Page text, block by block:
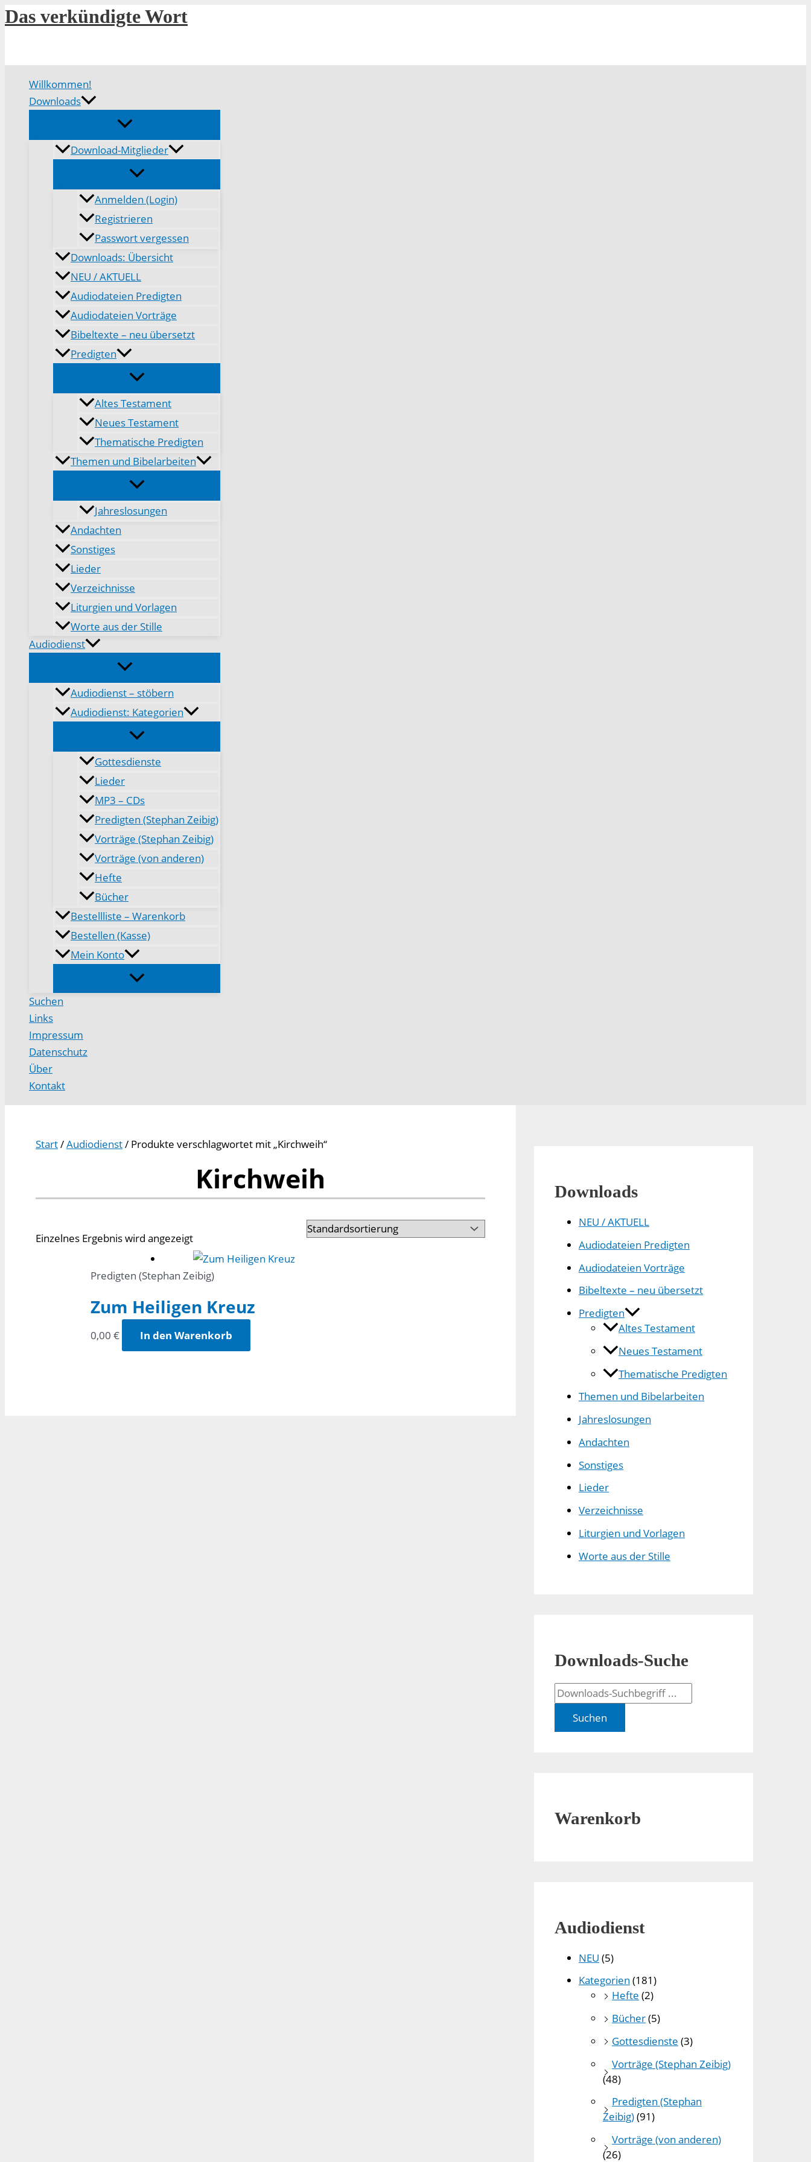
Zum
Inhalt
Das verkündigte Wort
Willkommen!
Downloads
Download-Mitglieder
Anmelden (Login)
Registrieren
Passwort vergessen
Downloads: Übersicht
NEU / AKTUELL
Audiodateien Predigten
Audiodateien Vorträge
Bibeltexte – neu übersetzt
Predigten
Altes Testament
Neues Testament
Thematische Predigten
Themen und Bibelarbeiten
Jahreslosungen
Andachten
Sonstiges
Lieder
Verzeichnisse
Liturgien und Vorlagen
Worte aus der Stille
Audiodienst
Audiodienst – stöbern
Audiodienst: Kategorien
Gottesdienste
Lieder
MP3 – CDs
Predigten (Stephan Zeibig)
Vorträge (Stephan Zeibig)
Vorträge (von anderen)
Hefte
Bücher
Bestellliste – Warenkorb
Bestellen (Kasse)
Mein Konto
Suchen
Links
Impressum
Datenschutz
Über
Kontakt
Start/Audiodienst/ Produkte verschlagwortet mit „Kirchweih“
Kirchweih
Einzelnes Ergebnis wird angezeigt
Predigten (Stephan Zeibig)
Zum Heiligen Kreuz
0,00 € In den Warenkorb
Downloads
NEU / AKTUELL
Audiodateien Predigten
Audiodateien Vorträge
Bibeltexte – neu übersetzt
Predigten
Altes Testament
Neues Testament
Thematische Predigten
Themen und Bibelarbeiten
Jahreslosungen
Andachten
Sonstiges
Lieder
Verzeichnisse
Liturgien und Vorlagen
Worte aus der Stille
Downloads-Suche
Suchen
Warenkorb
Audiodienst
NEU (5)
Kategorien (181)
Hefte (2)
Bücher(5)
Gottesdienste (3)
Vorträge (Stephan Zeibig)
(48)
Predigten (Stephan
Zeibig)(91)
Vorträge (von anderen)
(26)